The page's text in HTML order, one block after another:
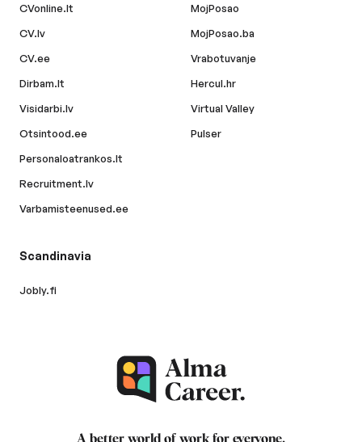
CVonline.lt
CV.lv
CV.ee
Dirbam.lt
Visidarbi.lv
Otsintood.ee
Personaloatrankos.lt
Recruitment.lv
Varbamisteenused.ee
MojPosao
MojPosao.ba
Vrabotuvanje
Hercul.hr
Virtual Valley
Pulser
Scandinavia
Jobly.fi
A better world of work for everyone.